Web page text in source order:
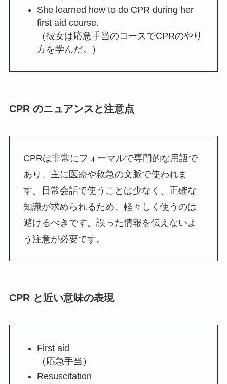
She learned how to do CPR during her
first aid course.
（彼女は応急手当のコースでCPRのやり
方を学んだ。）
CPR のニュアンスと注意点
CPRは非常にフォーマルで専門的な用語で
あり、主に医療や救急の文脈で使われま
す。日常会話で使うことは少なく、正確な
知識が求められるため、軽々しく使うのは
避けるべきです。誤った情報を伝えないよ
う注意が必要です。
CPR と近い意味の表現
First aid
（応急手当）
Resuscitation